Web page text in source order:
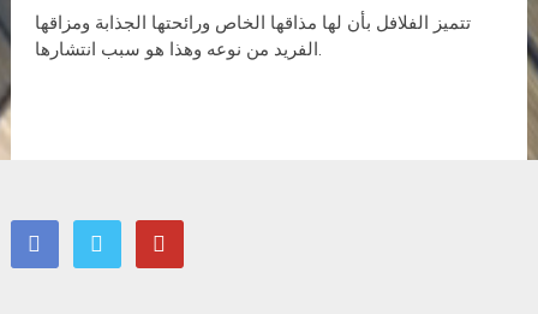
تتميز الفلافل بأن لها مذاقها الخاص ورائحتها الجذابة ومزاقها
الفريد من نوعه وهذا هو سبب انتشارها.